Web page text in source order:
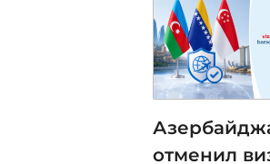
отменил